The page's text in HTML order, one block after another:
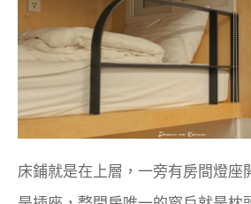
床鋪就是在上層，一旁有房間燈座